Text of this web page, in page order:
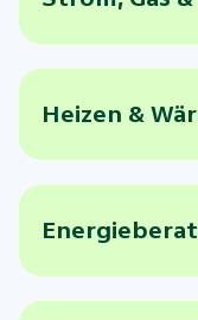
Heizen &